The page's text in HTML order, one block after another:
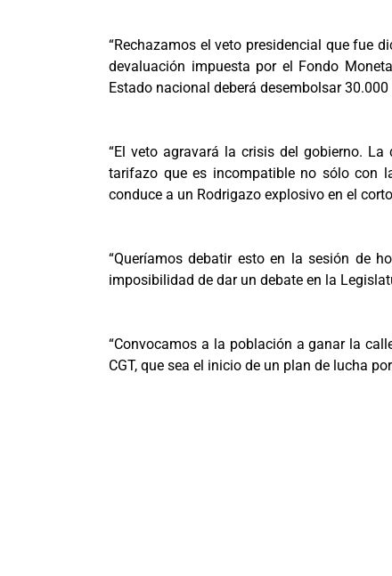
“Rechazamos el veto presidencial que fue
devaluación impuesta por el Fondo
Estado nacional deberá desembolsar
“El veto agravará la crisis del gobierno.
tarifazo que es incompatible no sólo con
conduce a un Rodrigazo explosivo en el
“Queríamos debatir esto en la sesión de
imposibilidad de dar un debate en la
“Convocamos a la población a ganar la
CGT, que sea el inicio de un plan de lucha